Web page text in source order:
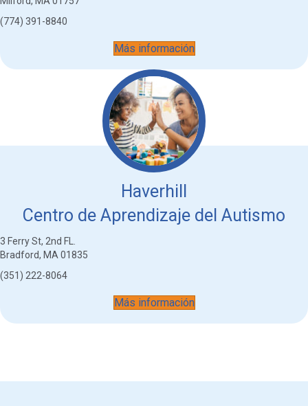
(774) 391-8840
Más información
Haverhill
Centro de Aprendizaje del Autismo
3 Ferry St, 2nd FL.
Bradford, MA 01835
(351) 222-8064
Más información